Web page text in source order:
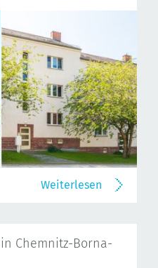
Weiterlesen
Chemnitz-Borna-